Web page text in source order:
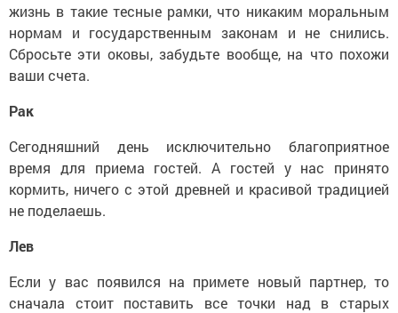
жизнь в такие тесные рамки, что никаким моральным
нормам и государственным законам и не снились.
Сбросьте эти оковы, забудьте вообще, на что похожи
ваши счета.
Рак
Сегодняшний день исключительно благоприятное
время для приема гостей. А гостей у нас принято
кормить, ничего с этой древней и красивой традицией
не поделаешь.
Лев
Если у вас появился на примете новый партнер, то
сначала стоит поставить все точки над в старых